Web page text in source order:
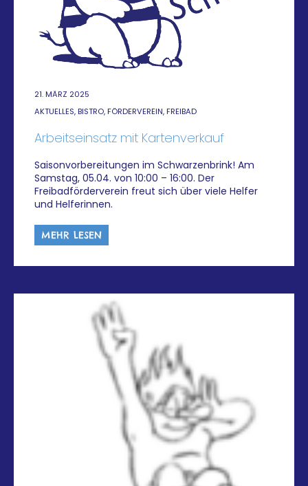
21. MÄRZ 2025
AKTUELLES, BISTRO, FÖRDERVEREIN, FREIBAD
Arbeitseinsatz mit Kartenverkauf
Saisonvorbereitungen im Schwarzenbrink! Am
Samstag, 05.04. von 10:00 – 16:00. Der
Freibadförderverein freut sich über viele Helfer
und Helferinnen.
MEHR LESEN